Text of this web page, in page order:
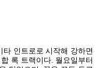
타 인트로로 시작해 강하면
록 트랙이다. 월요일부터